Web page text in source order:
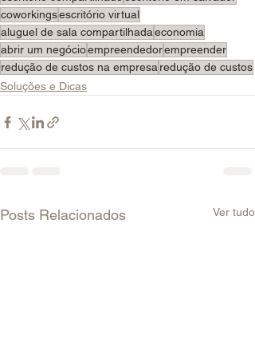
coworkingsescritório virtual
aluguel de sala compartilhadaeconomia
abrir um negócioempreendedorempreender
redução de custos na empresa redução de custos
Soluções e Dicas
Posts Relacionados Ver tudo